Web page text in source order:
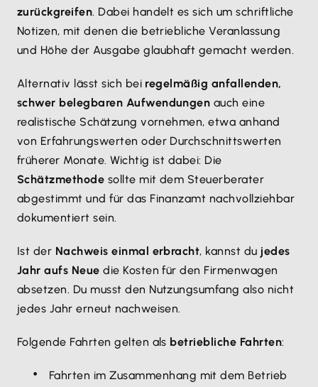
zurückgreifen. Dabei handelt es sich um schriftliche
Notizen, mit denen die betriebliche Veranlassung
und Höhe der Ausgabe glaubhaft gemacht werden.
Alternativ lässt sich bei regelmäßig anfallenden,
schwer belegbaren Aufwendungen auch eine
realistische Schätzung vornehmen, etwa anhand
von Erfahrungswerten oder Durchschnittswerten
früherer Monate. Wichtig ist dabei: Die
Schätzmethode sollte mit dem Steuerberater
abgestimmt und für das Finanzamt nachvollziehbar
dokumentiert sein.
Ist der Nachweis einmal erbracht, kannst du jedes
Jahr aufs Neuedie Kosten für den Firmenwagen
absetzen. Du musst den Nutzungsumfang also nicht
jedes Jahr erneut nachweisen.
Folgende Fahrten gelten als betriebliche Fahrten:
Fahrten im Zusammenhang mit dem Betrieb